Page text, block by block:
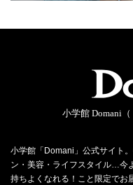
小学館 Domani
小学館「Domani」公式サイト
ン・美容・ライフスタイル…今
持ちよくなれる！こと限定でお